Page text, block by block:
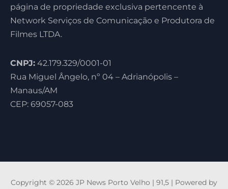
página de propriedade exclusiva pertencente à
Network Serviços de Comunicação e Produtora de
Filmes LTDA.
CNPJ: 42.179.329/0001-01
Rua Miguel Ângelo, nº 04 – Adrianópolis –
Manaus/AM
CEP: 69057-083
Copyright © 2026 JP News Porto Velho | 91,5 | Powered by